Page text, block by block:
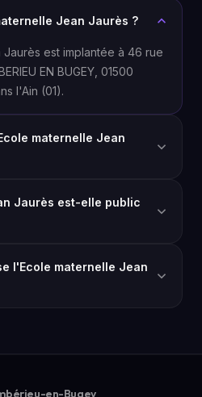
Jean Jaurès ?
est implantée à 46 rue
EN BUGEY, 01500
l'Ain (01).
maternelle Jean
Jaurès est-elle public
l'Ecole maternelle Jean